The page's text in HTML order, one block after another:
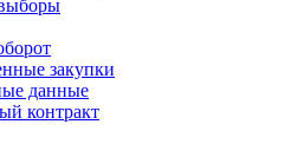
закупки
данные
контракт